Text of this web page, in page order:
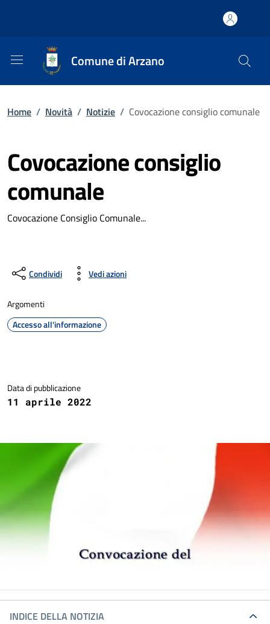
Comune di Arzano
Home / Novità / Notizie / Covocazione consiglio comunale
Covocazione consiglio
comunale
Covocazione Consiglio Comunale...
Condividi Vedi azioni
Argomenti
Accesso all'informazione
Data di pubblicazione
11 aprile 2022
INDICE DELLA NOTIZIA